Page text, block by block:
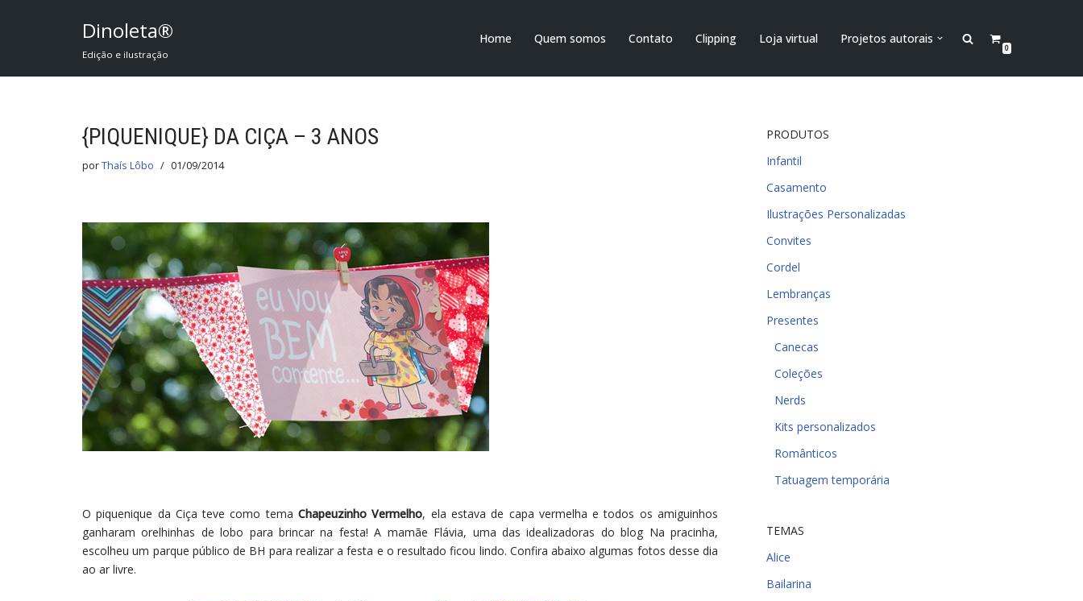
o
Dinoleta®
Edição e ilustração
Home Quem somos Contato Clipping Loja virtual Projetos autorais
0
{PIQUENIQUE} DA CIÇA – 3 ANOS
porThaís Lôbo 01/09/2014
O piquenique da Ciça teve como temaChapeuzinho Vermelho, ela estava de capa vermelha e todos os amiguinhos
ganharam orelhinhas de lobo para brincar na festa! A mamãe Flávia, uma das idealizadoras do blog Na pracinha,
escolheu um parque público de BH para realizar a festa e o resultado ficou lindo. Confira abaixo algumas fotos desse dia
ao ar livre.
PRODUTOS
Infantil
Casamento
Ilustrações Personalizadas
Convites
Cordel
Lembranças
Presentes
Canecas
Coleções
Nerds
Kits personalizados
Românticos
Tatuagem temporária
TEMAS
Alice
Bailarina